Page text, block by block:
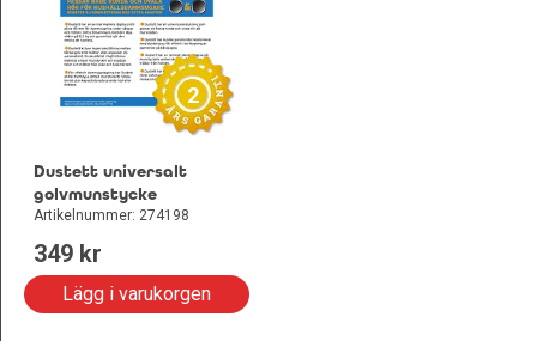
2
Dustett universalt
golvmunstycke
Artikelnummer: 274198
349 kr
Lägg i varukorgen